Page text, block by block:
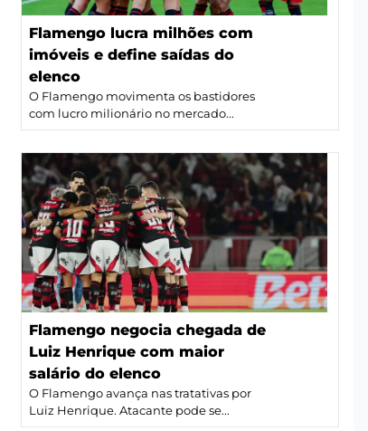
Flamengo lucra milhões com
imóveis e define saídas do
elenco
O Flamengo movimenta os bastidores
com lucro milionário no mercado...
Flamengo negocia chegada de
Luiz Henrique com maior
salário do elenco
O Flamengo avança nas tratativas por
Luiz Henrique. Atacante pode se...